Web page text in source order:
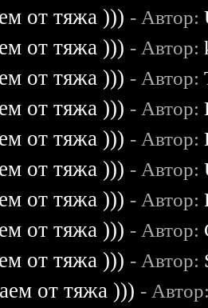
от тяжа ))) - Автор:
от тяжа ))) - Автор:
от тяжа ))) - Автор:
от тяжа ))) - Автор:
от тяжа ))) - Автор:
от тяжа ))) - Автор:
от тяжа ))) - Автор:
от тяжа ))) - Автор:
от тяжа ))) - Автор:
от тяжа ))) -